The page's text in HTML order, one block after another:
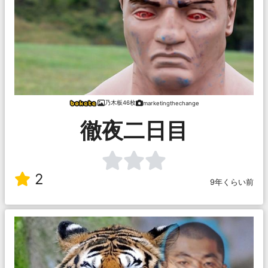
乃木板46枚 marketingthechange
徹夜二日目
2 9年くらい前